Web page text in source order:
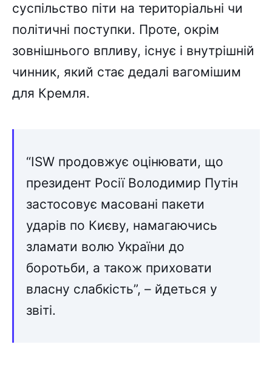
суспільство піти на територіальні чи
політичні поступки. Проте, окрім
зовнішнього впливу, існує і внутрішній
чинник, який стає дедалі вагомішим
для Кремля.
“ISW продовжує оцінювати, що
президент Росії Володимир Путін
застосовує масовані пакети
ударів по Києву, намагаючись
зламати волю України до
боротьби, а також приховати
власну слабкість”, – йдеться у
звіті.